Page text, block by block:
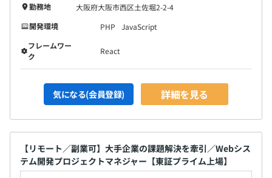
勤務地
大阪府大阪市西区土佐堀2-2-4
開発環境
PHP
JavaScript
フレームワー
ク
React
気になる(会員登録) 詳細を見る
【リモート／副業可】大手企業の課題解決を牽引／Webシス
テム開発プロジェクトマネジャー【東証プライム上場】